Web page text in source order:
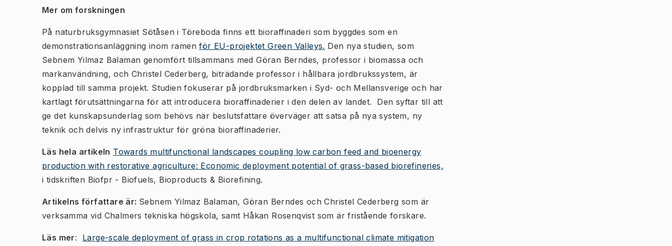
Mer om forskningen
På naturbruksgymnasiet Sötåsen i Töreboda finns ett bioraffinaderi som byggdes som en
demonstrationsanläggning inom ramenför EU-projektet Green Valleys. Den nya studien, som
Sebnem Yilmaz Balaman genomfört tillsammans med Göran Berndes, professor i biomassa och
markanvändning, och Christel Cederberg, biträdande professor i hållbara jordbrukssystem, är
kopplad till samma projekt. Studien fokuserar på jordbruksmarken i Syd- och Mellansverige och har
kartlagt förutsättningarna för att introducera bioraffinaderier i den delen av landet. Den syftar till att
ge det kunskapsunderlag som behövs när beslutsfattare överväger att satsa på nya system, ny
teknik och delvis ny infrastruktur för gröna bioraffinaderier.
Läs hela artikeln Towards multifunctional landscapes coupling low carbon feed and bioenergy
production with restorative agriculture: Economic deployment potential of grass-based biorefineries,
i tidskriften Biofpr - Biofuels, Bioproducts & Biorefining.
Artikelns författare är: Sebnem Yilmaz Balaman, Göran Berndes och Christel Cederberg som är
verksamma vid Chalmers tekniska högskola, samt Håkan Rosenqvist som är fristående forskare.
Läs mer: Large-scale deployment of grass in crop rotations as a multifunctional climate mitigation